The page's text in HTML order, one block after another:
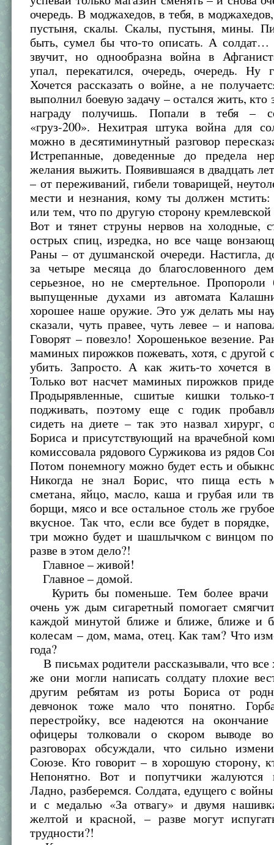
очередь. В моджахедов, в тебя, в
пустыня, скалы. Скалы, пустыня, мины.
быть, сумел бы что-то описать. А солдат…
звучит, но однообразна война в
упал, перекатился, очередь, очередь. Ну
Хочется рассказать о войне, а не
выполнил боевую задачу – остался жить, кто
награду получишь. Попали в тебя –
«груз-200». Нехитрая штука война для
можно в десятиминутный разговор
Истрепанные, доведенные до предела
желания выжить. Появившаяся в двадцать
– от переживаний, гибели товарищей,
мести и незнания, кому ты должен
или тем, что по другую сторону
Вот и тянет струны нервов на холодные,
острых спиц, изредка, но все чаще
Раны – от душманской очереди. Настигла,
за четыре месяца до благословенного
серьезное, но не смертельное.
выпущенные духами из автомата
хорошее наше оружие. Это уж делать мы
сказали, чуть правее, чуть левее – и
Говорят – повезло! Хорошенькое везение.
маминых пирожков пожевать, хотя, с другой
убить. Запросто. А как жить-то хочется в
Только вот насчет маминых пирожков
Продырявленные, сшитые кишки только-
подживать, поэтому еще с годик
сидеть на диете – так это назвал хирург,
Бориса и присутствующий на врачебной
комиссовала рядового Суржикова из рядов
Потом понемногу можно будет есть и
Никогда не знал Борис, что пища есть
сметана, яйцо, масло, каша и грубая или
борщи, мясо и все остальное столь же
вкусное. Так что, если все будет в порядке,
три можно будет и шашлычком с винцом
разве в этом дело?!
Главное – живой!
Главное – домой.
Курить бы поменьше. Тем более врачи
очень уж дым сигаретный помогает
каждой минутой ближе и ближе, ближе и
колесам – дом, мама, отец. Как там? Что
года?
В письмах родители рассказывали, что
же они могли написать солдату плохие
другим ребятам из роты Бориса от
девчонок тоже мало что понятно.
перестройку, все надеются на
офицеры толковали о скором выводе
разговорах обсуждали, что сильно
Союзе. Кто говорит – в хорошую сторону,
Непонятно. Вот и попутчики жалуются
Ладно, разберемся. Солдата, едущего с
и с медалью «За отвагу» и двумя
желтой и красной, – разве могут
трудности?!